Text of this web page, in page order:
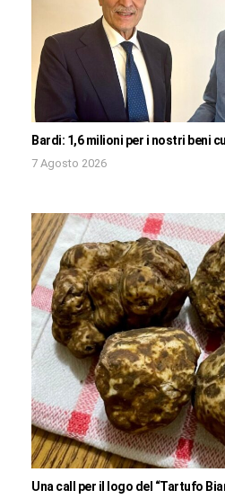
Bardi: 1,6 milioni per i nostri beni
7 Agosto 2026
Una call per il logo del “Tartufo